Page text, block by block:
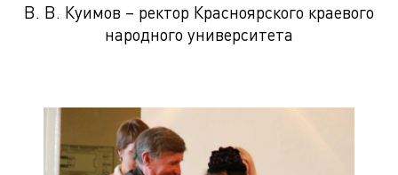
В. В. Куимов – ректор Красноярского краевого
народного университета